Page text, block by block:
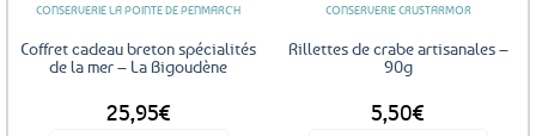
CONSERVERIE LA POINTE DE PENMARC'H
Coffret cadeau breton spécialités
de la mer – La Bigoudène
25,95€
CONSERVERIE CRUSTARMOR
Rillettes de crabe artisanales –
90g
5,50€